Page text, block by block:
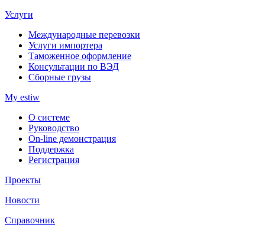
Услуги
Международные перевозки
Услуги импортера
Таможенное оформление
Консультации по ВЭД
Сборные грузы
My estiw
О системе
Руководство
On-line демонстрация
Поддержка
Регистрация
Проекты
Новости
Справочник